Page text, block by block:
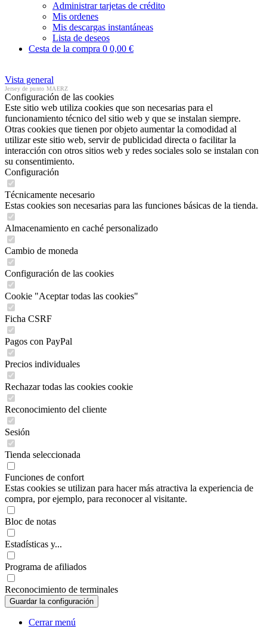
Administrar tarjetas de crédito
Mis ordenes
Mis descargas instantáneas
Lista de deseos
Cesta de la compra 0 0,00 €
Vista general
Jersey de punto MAERZ
Configuración de las cookies
Este sitio web utiliza cookies que son necesarias para el
funcionamiento técnico del sitio web y que se instalan siempre.
Otras cookies que tienen por objeto aumentar la comodidad al
utilizar este sitio web, servir de publicidad directa o facilitar la
interacción con otros sitios web y redes sociales solo se instalan con
su consentimiento.
Configuración
Técnicamente necesario
Estas cookies son necesarias para las funciones básicas de la tienda.
Almacenamiento en caché personalizado
Cambio de moneda
Configuración de las cookies
Cookie "Aceptar todas las cookies"
Ficha CSRF
Pagos con PayPal
Precios individuales
Rechazar todas las cookies cookie
Reconocimiento del cliente
Sesión
Tienda seleccionada
Funciones de confort
Estas cookies se utilizan para hacer más atractiva la experiencia de
compra, por ejemplo, para reconocer al visitante.
Bloc de notas
Estadísticas y...
Programa de afiliados
Reconocimiento de terminales
Cerrar menú